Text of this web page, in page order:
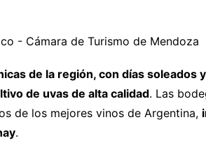
de la región, con días soleados
de uvas de alta calidad. Las
de los mejores vinos de Argentina,
.